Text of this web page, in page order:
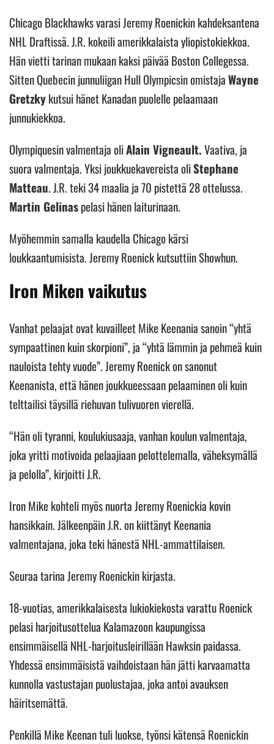
Chicago Blackhawks varasi Jeremy Roenickin kahdeksantena
NHL Draftissä. J.R. kokeili amerikkalaista yliopistokiekkoa.
Hän vietti tarinan mukaan kaksi päivää Boston Collegessa.
Sitten Quebecin junnuliigan Hull Olympicsin omistajaWayne
Gretzkykutsui hänet Kanadan puolelle pelaamaan
junnukiekkoa.
Olympiquesin valmentaja oliAlain Vigneault.Vaativa, ja
suora valmentaja. Yksi joukkuekavereista oliStephane
Matteau. J.R. teki 34 maalia ja 70 pistettä 28 ottelussa.
Martin Gelinaspelasi hänen laiturinaan.
Myöhemmin samalla kaudella Chicago kärsi
loukkaantumisista. Jeremy Roenick kutsuttiin Showhun.
Iron Miken vaikutus
Vanhat pelaajat ovat kuvailleet Mike Keenania sanoin “yhtä
sympaattinen kuin skorpioni”, ja “yhtä lämmin ja pehmeä kuin
nauloista tehty vuode”. Jeremy Roenick on sanonut
Keenanista, että hänen joukkueessaan pelaaminen oli kuin
telttailisi täysillä riehuvan tulivuoren vierellä.
“Hän oli tyranni, koulukiusaaja, vanhan koulun valmentaja,
joka yritti motivoida pelaajiaan pelottelemalla, väheksymällä
ja pelolla”, kirjoitti J.R.
Iron Mike kohteli myös nuorta Jeremy Roenickia kovin
hansikkain. Jälkeenpäin J.R. on kiittänyt Keenania
valmentajana, joka teki hänestä NHL-ammattilaisen.
Seuraa tarina Jeremy Roenickin kirjasta.
18-vuotias, amerikkalaisesta lukiokiekosta varattu Roenick
pelasi harjoitusottelua Kalamazoon kaupungissa
ensimmäisellä NHL-harjoitusleirillään Hawksin paidassa.
Yhdessä ensimmäisistä vaihdoistaan hän jätti karvaamatta
kunnolla vastustajan puolustajaa, joka antoi avauksen
häiritsemättä.
Penkillä Mike Keenan tuli luokse, työnsi kätensä Roenickin